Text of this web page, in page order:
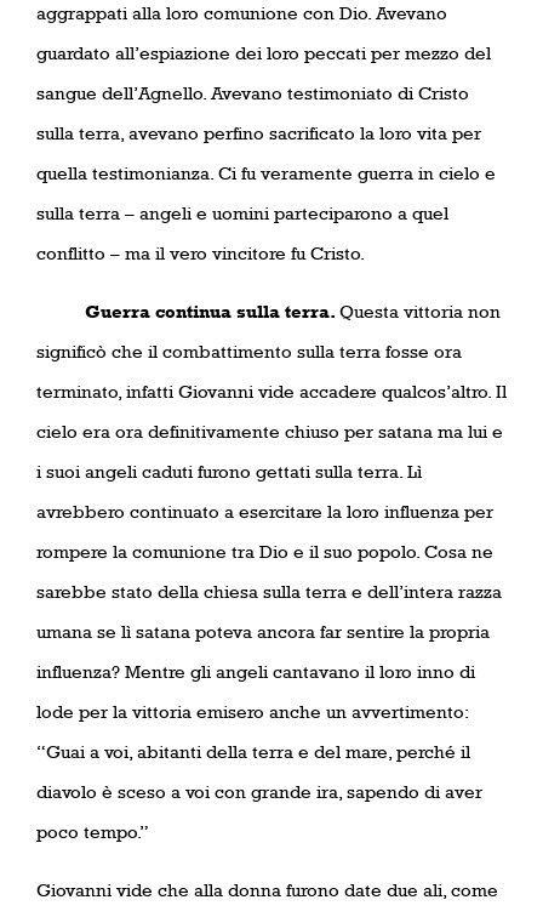
aggrappati alla loro comunione con Dio. Avevano
guardato all’espiazione dei loro peccati per mezzo del
sangue dell’Agnello. Avevano testimoniato di Cristo
sulla terra, avevano perfino sacrificato la loro vita per
quella testimonianza. Ci fu veramente guerra in cielo e
sulla terra – angeli e uomini parteciparono a quel
conflitto – ma il vero vincitore fu Cristo.
Guerra continua sulla terra. Questa vittoria non
significò che il combattimento sulla terra fosse ora
terminato, infatti Giovanni vide accadere qualcos’altro. Il
cielo era ora definitivamente chiuso per satana ma lui e
i suoi angeli caduti furono gettati sulla terra. Lì
avrebbero continuato a esercitare la loro influenza per
rompere la comunione tra Dio e il suo popolo. Cosa ne
sarebbe stato della chiesa sulla terra e dell’intera razza
umana se lì satana poteva ancora far sentire la propria
influenza? Mentre gli angeli cantavano il loro inno di
lode per la vittoria emisero anche un avvertimento:
“Guai a voi, abitanti della terra e del mare, perché il
diavolo è sceso a voi con grande ira, sapendo di aver
poco tempo.”
Giovanni vide che alla donna furono date due ali, come